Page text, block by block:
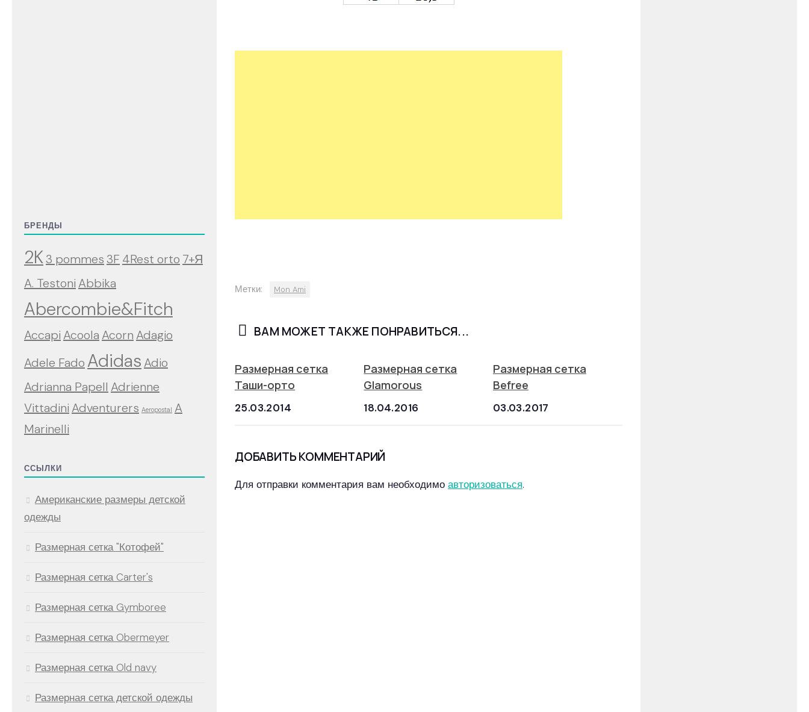
Метки: Mon Ami
ВАМ МОЖЕТ ТАКЖЕ ПОНРАВИТЬСЯ...
Размерная сетка
Таши-орто
25.03.2014
Размерная сетка
Glamorous
18.04.2016
Размерная сетка
Befree
03.03.2017
ДОБАВИТЬ КОММЕНТАРИЙ
Для отправки комментария вам необходимо авторизоваться.
БРЕНДЫ
2K3 pommes3F 4Rest orto 7+Я
A. Testoni Abbika
Abercombie&Fitch
Accapi Acoola Acorn Adagio
Adele Fado Adidas Adio
Adrianna Papell Adrienne
Vittadini Adventurers Aeropostal A
Marinelli
ССЫЛКИ
Американские размеры детской
одежды
Размерная сетка "Котофей"
Размерная сетка Carter's
Размерная сетка Gymboree
Размерная сетка Obermeyer
Размерная сетка Old navy
Размерная сетка детской одежды